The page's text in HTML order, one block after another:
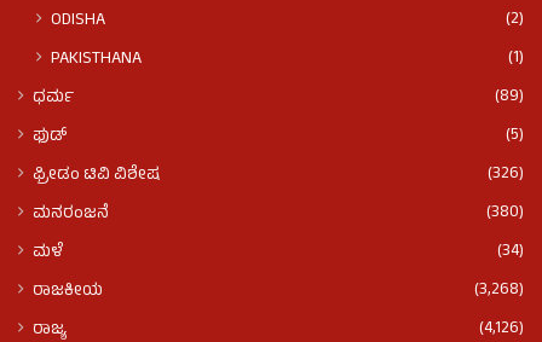
ODISHA
(2)
PAKISTHANA
(1)
ಧರ್ಮ
(89)
ಫುಡ್​​
(5)
ಫ್ರೀಡಂ ಟಿವಿ ವಿಶೇಷ
(326)
ಮನರಂಜನೆ
(380)
ಮಳೆ
(34)
ರಾಜಕೀಯ
(3,268)
ರಾಜ್ಯ
(4,126)